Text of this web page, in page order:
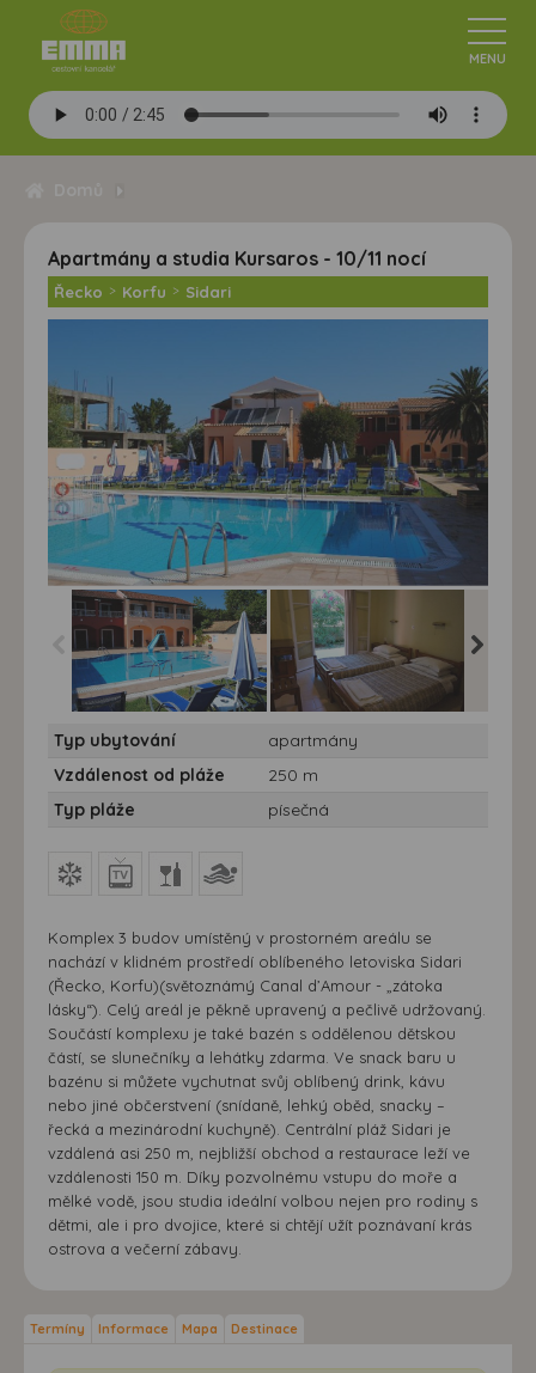
Apartmány a studia Kursaros - 10/11 nocí
Řecko > Korfu > Sidari
Kursaros - 10/11 nocí
Kursaros - 10/11 nocí
Typ ubytování
apartmány
Vzdálenost od pláže
250 m
Typ pláže
písečná
Komplex 3 budov umístěný v prostorném areálu se
nachází v klidném prostředí oblíbeného letoviska Sidari
(Řecko, Korfu)(světoznámý Canal d’Amour - „zátoka
lásky“). Celý areál je pěkně upravený a pečlivě udržovaný.
Součástí komplexu je také bazén s oddělenou dětskou
částí, se slunečníky a lehátky zdarma. Ve snack baru u
bazénu si můžete vychutnat svůj oblíbený drink, kávu
nebo jiné občerstvení (snídaně, lehký oběd, snacky –
řecká a mezinárodní kuchyně). Centrální pláž Sidari je
vzdálená asi 250 m, nejbližší obchod a restaurace leží ve
vzdálenosti 150 m. Díky pozvolnému vstupu do moře a
mělké vodě, jsou studia ideální volbou nejen pro rodiny s
dětmi, ale i pro dvojice, které si chtějí užít poznávaní krás
ostrova a večerní zábavy.
Termíny Informace Mapa Destinace